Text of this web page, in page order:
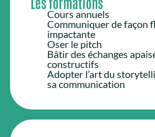
Cours annuels
Communiquer de façon
impactante
Oser le pitch
Bâtir des échanges
constructifs
Adopter l’art du
sa communication